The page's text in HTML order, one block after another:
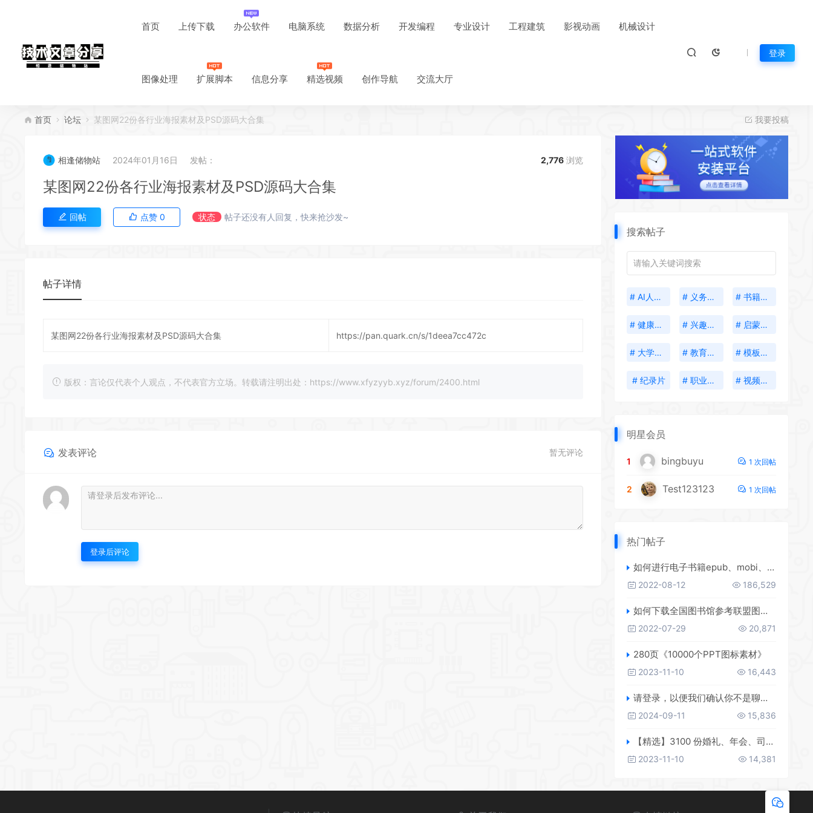
首页 上传下载 办公软件 电脑系统 数据分析 开发编程 专业设计 工程建筑 影视动画 机械设计
图像处理 扩展脚本 信息分享 精选视频 创作导航 交流大厅
登录
首页 论坛 某图网22份各行业海报素材及PSD源码大合集 我要投稿
相逢储物站 2024年01月16日 发帖： 2,776 浏览
某图网22份各行业海报素材及PSD源码大合集
回帖 点赞 0 状态 帖子还没有人回复，快来抢沙发~
帖子详情
某图网22份各行业海报素材及PSD源码大合集 https://pan.quark.cn/s/1deea7cc472c
版权：言论仅代表个人观点，不代表官方立场。转载请注明出处：https://www.xfyzyyb.xyz/forum/2400.html
发表评论 暂无评论
登录后评论
搜索帖子
# AI人工智能 # 义务教育 # 书籍分享
# 健康生活 # 兴趣培养 # 启蒙教育
# 大学资料 # 教育考试 # 模板插件
# 纪录片 # 职业发展 # 视频创作
明星会员
1 bingbuyu 1 次回帖
2 Test123123 1 次回帖
热门帖子
如何进行电子书籍epub、mobi、azw3格式互转，附海量电子书籍资源
2022-08-12 186,529
如何下载全国图书馆参考联盟图书？
2022-07-29 20,871
280页《10000个PPT图标素材》
2023-11-10 16,443
请登录，以便我们确认你不是聊天机器人
2024-09-11 15,836
【精选】3100 份婚礼、年会、司仪主持人、台词稿、节日生日、晚会、开场、开场白素材
2023-11-10 14,381